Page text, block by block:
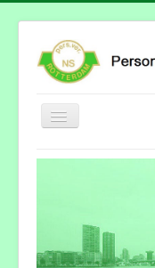
Schakelen
navigatie
Hoofdpagina
Stootjuk
Folder "de Poort"